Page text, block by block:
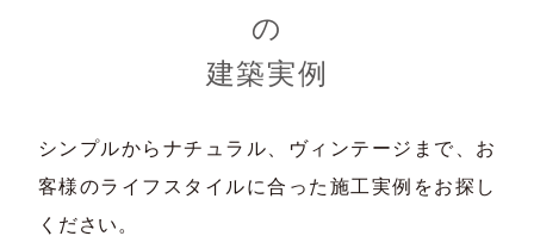
の
建築実例
シンプルからナチュラル、ヴィンテージまで、お
客様のライフスタイルに合った施工実例をお探し
ください。